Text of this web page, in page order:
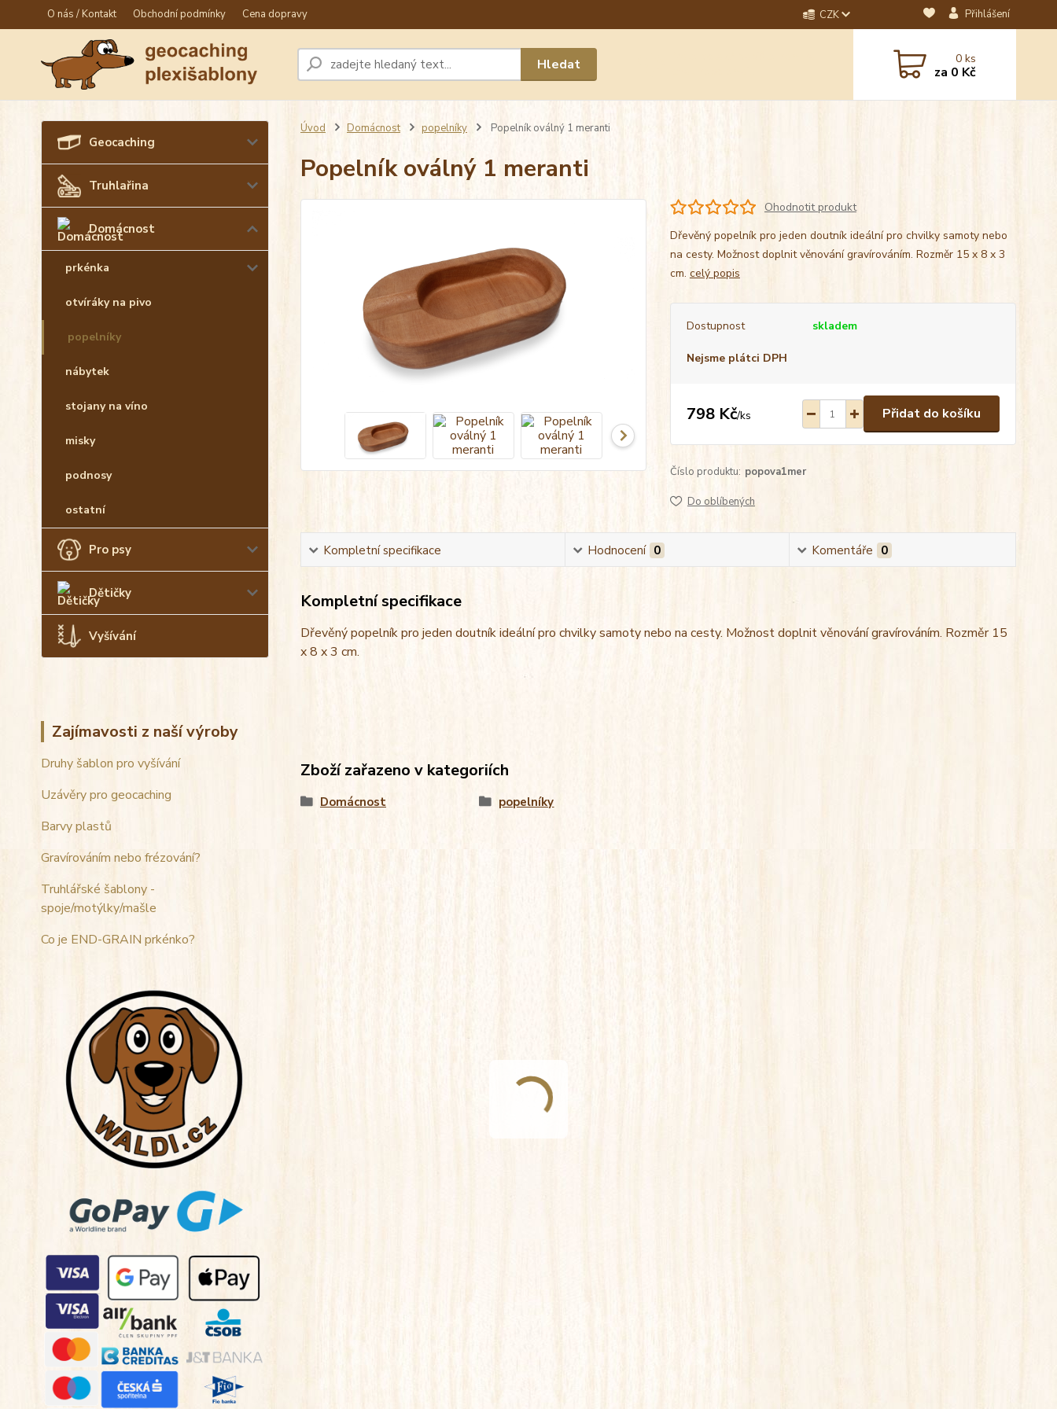
O nás / Kontakt Obchodní podmínky Cena dopravy CZK Přihlášení
Hledat 0ks
za 0 Kč
Geocaching
Truhlařina
Domácnost
prkénka
otvíráky na pivo
popelníky
nábytek
stojany na víno
misky
podnosy
ostatní
Pro psy
Dětičky
Vyšívání
Zajímavosti z naší výroby
Druhy šablon pro vyšívání
Uzávěry pro geocaching
Barvy plastů
Gravírováním nebo frézování?
Truhlářské šablony -
spoje/motýlky/mašle
Co je END-GRAIN prkénko?
Úvod Domácnost popelníky Popelník oválný 1 meranti
Popelník oválný 1 meranti
Ohodnotit produkt
Dřevěný popelník pro jeden doutník ideální pro chvilky samoty nebo
na cesty. Možnost doplnit věnování gravírováním. Rozměr 15 x 8 x 3
cm. celý popis
Dostupnost skladem
Nejsme plátci DPH
798 Kč/ks Přidat do košíku
Číslo produktu: popova1mer
Do oblíbených
Kompletní specifikace Hodnocení 0 Komentáře 0
Kompletní specifikace
Dřevěný popelník pro jeden doutník ideální pro chvilky samoty nebo na cesty. Možnost doplnit věnování gravírováním. Rozměr 15
x 8 x 3 cm.
Zboží zařazeno v kategoriích
Domácnost popelníky